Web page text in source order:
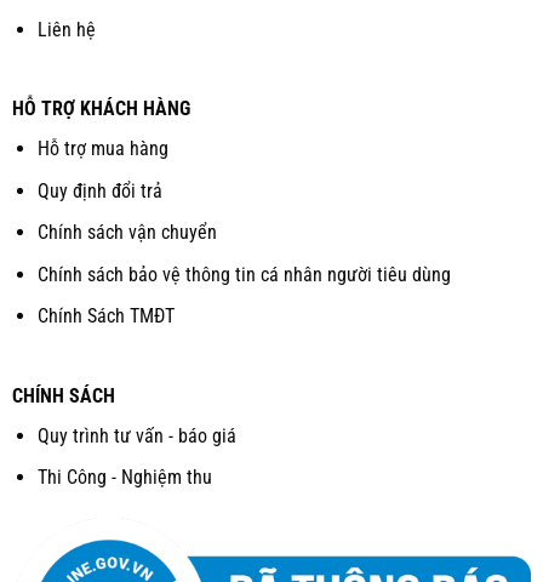
Liên hệ
HỖ TRỢ KHÁCH HÀNG
Hỗ trợ mua hàng
Quy định đổi trả
Chính sách vận chuyển
Chính sách bảo vệ thông tin cá nhân người tiêu dùng
Chính Sách TMĐT
CHÍNH SÁCH
Quy trình tư vấn - báo giá
Thi Công - Nghiệm thu